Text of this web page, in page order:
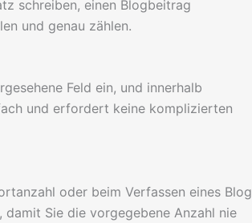
schreiben, einen Blogbeitrag
und genau zählen.
Feld ein, und innerhalb
und erfordert keine komplizierten
oder beim Verfassen eines Blog
Sie die vorgegebene Anzahl nie